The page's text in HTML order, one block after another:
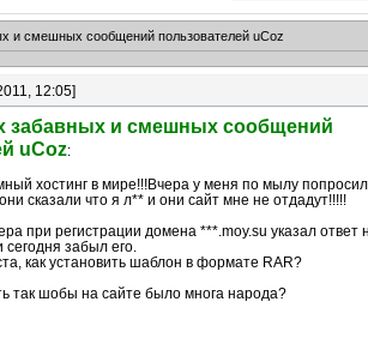
и смешных сообщений пользователей uCoz
12:05]
забавных и смешных сообщений
uCoz:
хостинг в мире!!!Вчера у меня по мылу
сказали что я л** и они сайт мне не отдадут!!!!!
при регистрации домена ***.moy.su указал ответ
забыл его.
как установить шаблон в формате RAR?
так шобы на сайте было многа народа?